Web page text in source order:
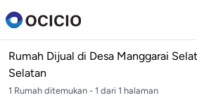
Rumah Dijual di Desa Manggarai
Selatan
1 Rumah ditemukan - 1 dari 1 halaman